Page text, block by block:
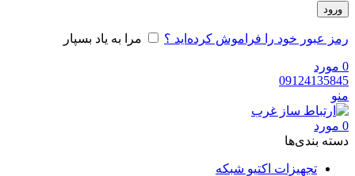
ورود
رمز عبور خود را فراموش کرده‌اید ؟ مرا به یاد بسپار
0 مورد
09124135845
منو
0 مورد
دسته‌ بندی‌ها
تجهیزات اکتیو شبکه